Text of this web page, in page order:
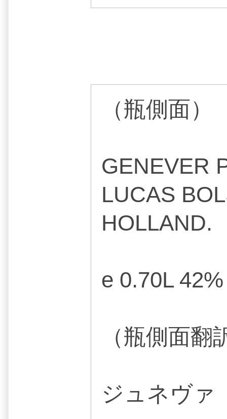
（瓶側面）
GENEVER
LUCAS
HOLLAND.
e 0.70L
（瓶側面翻
ジュネヴァ